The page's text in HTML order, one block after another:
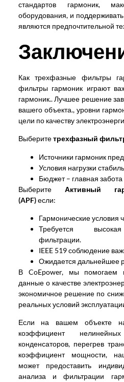
стандартов гармоник,
оборудования, и
являются предпочтительной
Как трехфазные фильтры
фильтры гармоник играют
гармоник.. Лучшее решение
вашего объекта., уровни
цели по качеству
Выберитетрехфазный
Источники гармоник
Условия нагрузки
Бюджет – главная забота
Выберите Активный
(APF)если:
Гармонические условия
Требуется высокая
фильтрации.
IEEE 519 соблюдение
Ожидается дальнейшее
В CoEpower, мы помогаем
данные о качестве
экономичное решение по
реальных условий
Если на вашем объекте
коэффициент
конденсаторов, перегрев
коэффициент мощности,
может предоставить
анализа и фильтрации